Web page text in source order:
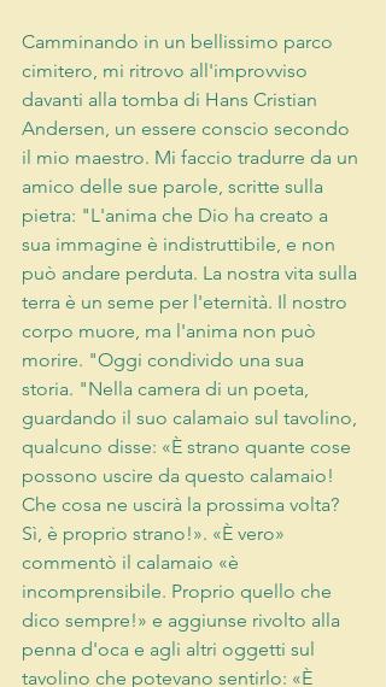
Camminando in un bellissimo parco
cimitero, mi ritrovo all'improvviso
davanti alla tomba di Hans Cristian
Andersen, un essere conscio secondo
il mio maestro. Mi faccio tradurre da un
amico delle sue parole, scritte sulla
pietra: "L'anima che Dio ha creato a
sua immagine è indistruttibile, e non
può andare perduta. La nostra vita sulla
terra è un seme per l'eternità. Il nostro
corpo muore, ma l'anima non può
morire. "Oggi condivido una sua
storia. "Nella camera di un poeta,
guardando il suo calamaio sul tavolino,
qualcuno disse: «È strano quante cose
possono uscire da questo calamaio!
Che cosa ne uscirà la prossima volta?
Sì, è proprio strano!». «È vero»
commentò il calamaio «è
incomprensibile. Proprio quello che
dico sempre!» e aggiunse rivolto alla
penna d'oca e agli altri oggetti sul
tavolino che potevano sentirlo: «È